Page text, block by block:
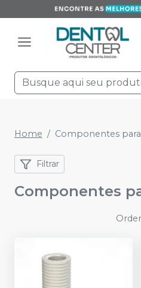
Home Componentes
Filtrar
Componentes